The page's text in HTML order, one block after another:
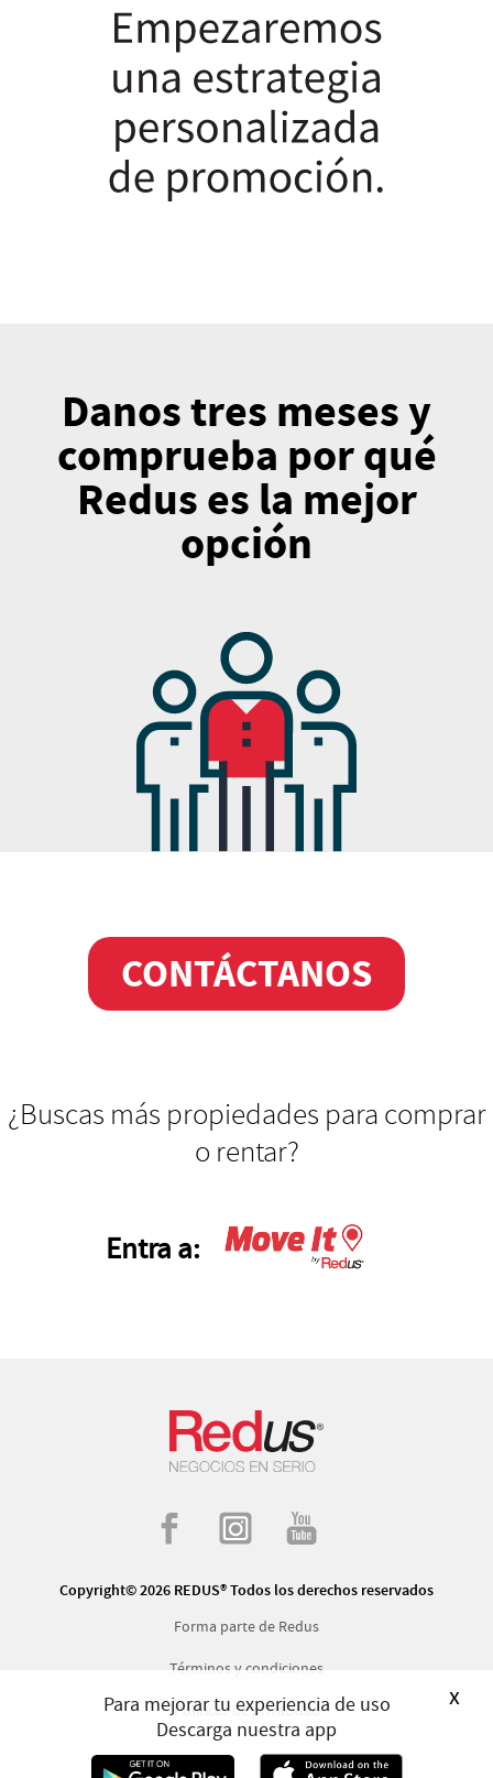
Danos tres meses y
comprueba por qué
Redus es la mejor
opción
CONTÁCTANOS
¿Buscas más propiedades para comprar
o rentar?
Entra a:
Copyright© 2026 REDUS® Todos los derechos reservados
Forma parte de Redus
Términos y condiciones
Políticas de privacidad x
Para mejorar tu experiencia de uso
Descarga nuestra app